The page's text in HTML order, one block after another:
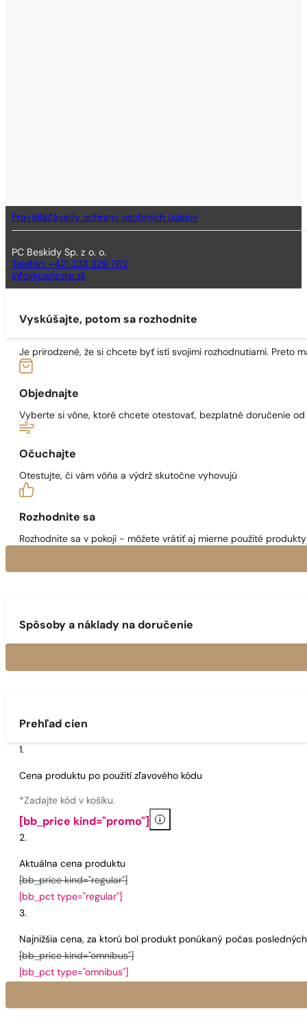
PravidláZásady ochrany osobných údajov
PC Beskidy Sp. z o. o.
Telefón: +421 233 329 762
info@parizske.sk
Vyskúšajte, potom sa rozhodnite
Je prirodzené, že si chcete byť istí svojimi rozhodnutiami. Preto
Objednajte
Vyberte si vône, ktoré chcete otestovať, bezplatné doručenie
Očuchajte
Otestujte, či vám vôňa a výdrž skutočne vyhovujú
Rozhodnite sa
Rozhodnite sa v pokoji - môžete vrátiť aj mierne použité
Spôsoby a náklady na doručenie
Prehľad cien
Cena produktu po použití zľavového kódu
*Zadajte kód v košíku.
[bb_price kind="promo"] i
Aktuálna cena produktu
[bb_price kind="regular"]
[bb_pct type="regular"]
Najnižšia cena, za ktorú bol produkt ponúkaný počas
[bb_price kind="omnibus"]
[bb_pct type="omnibus"]